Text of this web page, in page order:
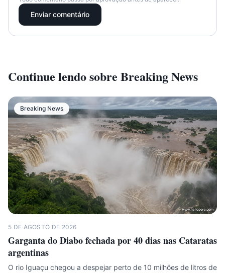
Enviar comentário
Continue lendo sobre Breaking News
Breaking News
5 DE AGOSTO DE 2026
Garganta do Diabo fechada por 40 dias nas Cataratas
argentinas
O rio Iguaçu chegou a despejar perto de 10 milhões de litros de